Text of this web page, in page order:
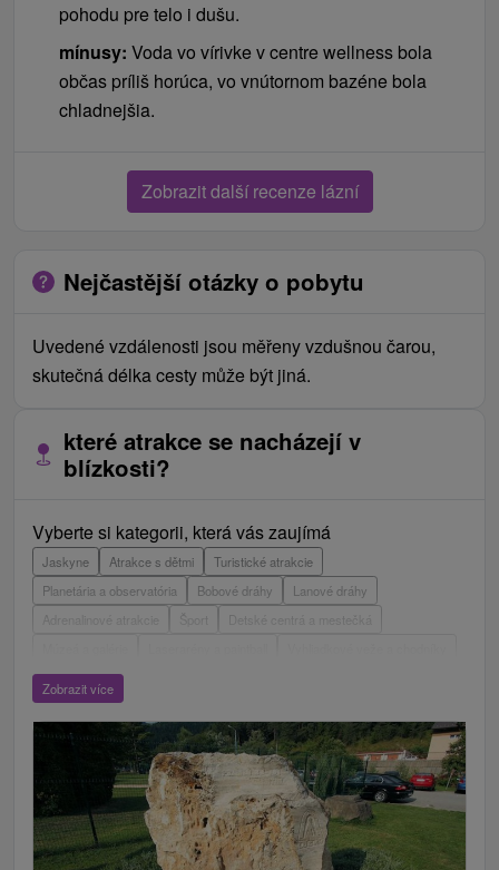
pohodu pre telo i dušu.
mínusy: Voda vo vírivke v centre wellness bola
občas príliš horúca, vo vnútornom bazéne bola
chladnejšia.
Zobrazit další recenze lázní
Nejčastější otázky o pobytu
Uvedené vzdálenosti jsou měřeny vzdušnou čarou,
skutečná délka cesty může být jiná.
které atrakce se nacházejí v
blízkosti?
Vyberte si kategorii, která vás zaujímá
Jaskyne Atrakce s dětmi
Turistické atrakcie
Planetária a observatória
Bobové dráhy
Lanové dráhy
Adrenalinové atrakcie
Detské centrá a mestečká
ZOO a zvieracie farmy
Hrady, zámky, zrúcaniny
Mestské a zámocké parky
Vyhliadkové lety a plavby
Štíty
Jazerá, plesá, vodné nádrže
Technické pamiatky
Pamätníky
Vodopády
Drevené kostolíky Pramene Divadlá
Jazda na koni
Túry a turistické chodníky
Kaštiele Horské chaty
Sakrálne miesta
Plte, rafting, splavy
Architektonické stavby
Lyžiarske strediská
Zobrazit více